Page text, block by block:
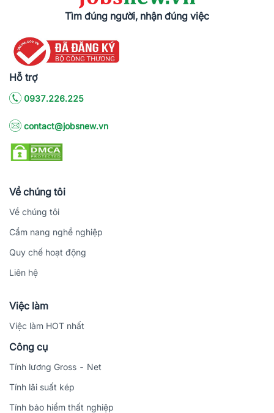
Tìm đúng người, nhận đúng việc
Hỗ trợ
0937.226.225
contact@jobsnew.vn
Về chúng tôi
Về chúng tôi
Cẩm nang nghề nghiệp
Quy chế hoạt động
Liên hệ
Việc làm
Việc làm HOT nhất
Công cụ
Tính lương Gross - Net
Tính lãi suất kép
Tính bảo hiểm thất nghiệp